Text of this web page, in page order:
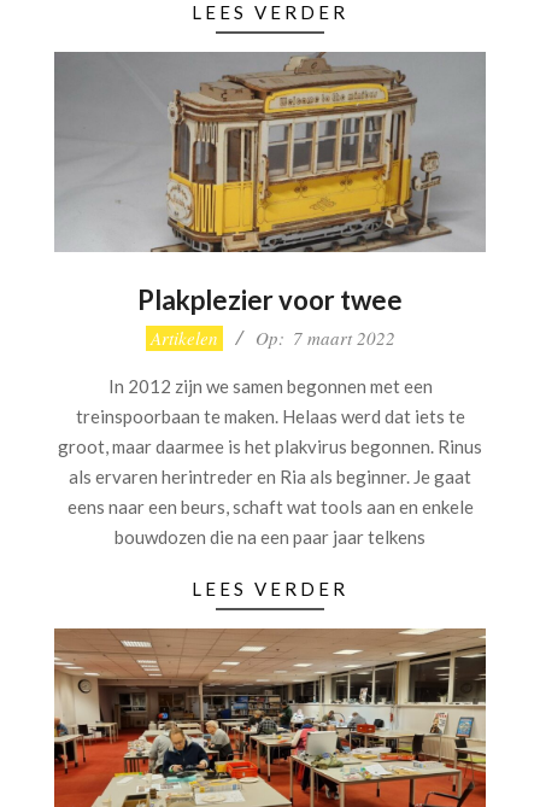
LEES VERDER
Plakplezier voor twee
Artikelen Op: 7 maart 2022
In 2012 zijn we samen begonnen met een
treinspoorbaan te maken. Helaas werd dat iets te
groot, maar daarmee is het plakvirus begonnen. Rinus
als ervaren herintreder en Ria als beginner. Je gaat
eens naar een beurs, schaft wat tools aan en enkele
bouwdozen die na een paar jaar telkens
LEES VERDER